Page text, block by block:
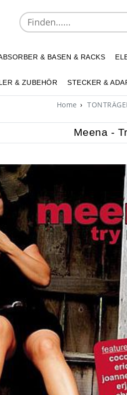
& BASEN & RACKS
& ZUBEHÖR STECKER &
Home
Meena -